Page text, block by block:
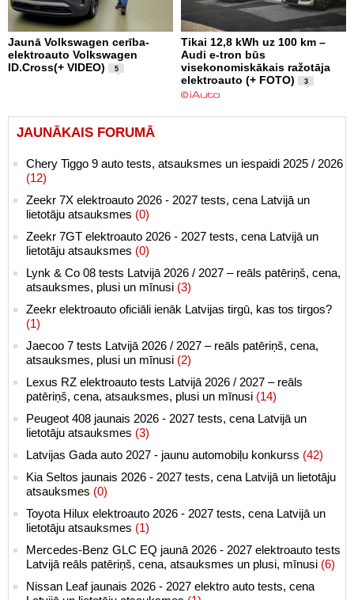
Jaunā Volkswagen cerība-
elektroauto Volkswagen
ID.Cross(+ VIDEO)
5
Tikai 12,8 kWh uz 100 km –
Audi e-tron būs
visekonomiskākais ražotāja
elektroauto (+ FOTO)
3
JAUNĀKAIS FORUMĀ
Chery Tiggo 9 auto tests, atsauksmes un iespaidi 2025 / 2026
(12)
Zeekr 7X elektroauto 2026 - 2027 tests, cena Latvijā un
lietotāju atsauksmes (0)
Zeekr 7GT elektroauto 2026 - 2027 tests, cena Latvijā un
lietotāju atsauksmes (0)
Lynk & Co 08 tests Latvijā 2026 / 2027 – reāls patēriņš, cena,
atsauksmes, plusi un mīnusi (3)
Zeekr elektroauto oficiāli ienāk Latvijas tirgū, kas tos tirgos?
(1)
Jaecoo 7 tests Latvijā 2026 / 2027 – reāls patēriņš, cena,
atsauksmes, plusi un mīnusi (2)
Lexus RZ elektroauto tests Latvijā 2026 / 2027 – reāls
patēriņš, cena, atsauksmes, plusi un mīnusi (14)
Peugeot 408 jaunais 2026 - 2027 tests, cena Latvijā un
lietotāju atsauksmes (3)
Latvijas Gada auto 2027 - jaunu automobiļu konkurss (42)
Kia Seltos jaunais 2026 - 2027 tests, cena Latvijā un lietotāju
atsauksmes (0)
Toyota Hilux elektroauto 2026 - 2027 tests, cena Latvijā un
lietotāju atsauksmes (1)
Mercedes-Benz GLC EQ jaunā 2026 - 2027 elektroauto tests
Latvijā reāls patēriņš, cena, atsauksmes un plusi, mīnusi (6)
Nissan Leaf jaunais 2026 - 2027 elektro auto tests, cena